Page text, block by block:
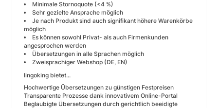
Minimale Stornoquote (<4 %)
Sehr gezielte Ansprache möglich
Je nach Produkt sind auch signifikant höhere Warenkörbe
möglich
Es können sowohl Privat- als auch Firmenkunden
angesprochen werden
Übersetzungen in alle Sprachen möglich
Zweisprachiger Webshop (DE, EN)
lingoking bietet...
Hochwertige Übersetzungen zu günstigen Festpreisen
Transparente Prozesse dank innovativem Online-Portal
Beglaubigte Übersetzungen durch gerichtlich beeidigte